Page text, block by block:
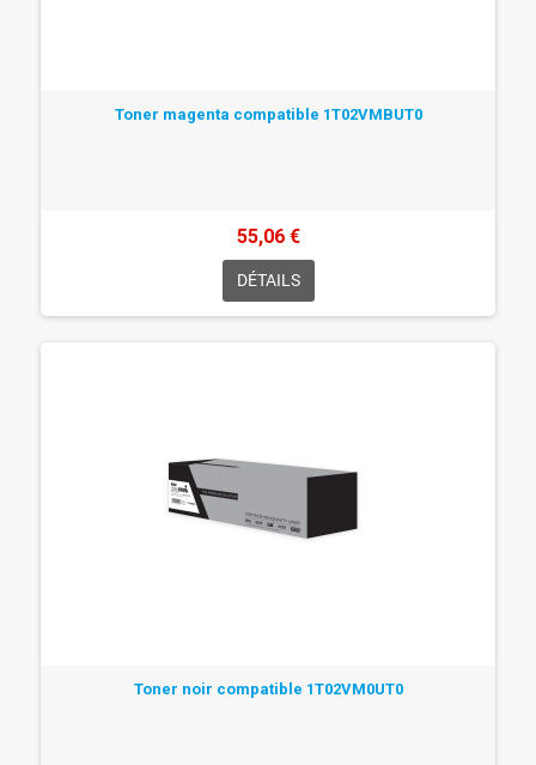
Toner magenta compatible 1T02VMBUT0
55,06 €
DÉTAILS
Toner noir compatible 1T02VM0UT0